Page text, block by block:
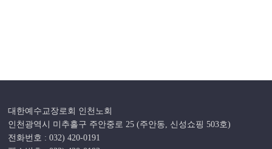
대한예수교장로회 인천노회
인천광역시 미추홀구 주안중로 25 (주안동, 신성쇼핑 503호)
전화번호 : 032) 420-0191